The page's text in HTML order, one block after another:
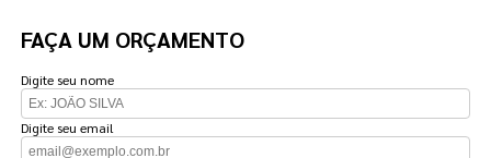
FAÇA UM ORÇAMENTO
Digite seu nome
Digite seu email